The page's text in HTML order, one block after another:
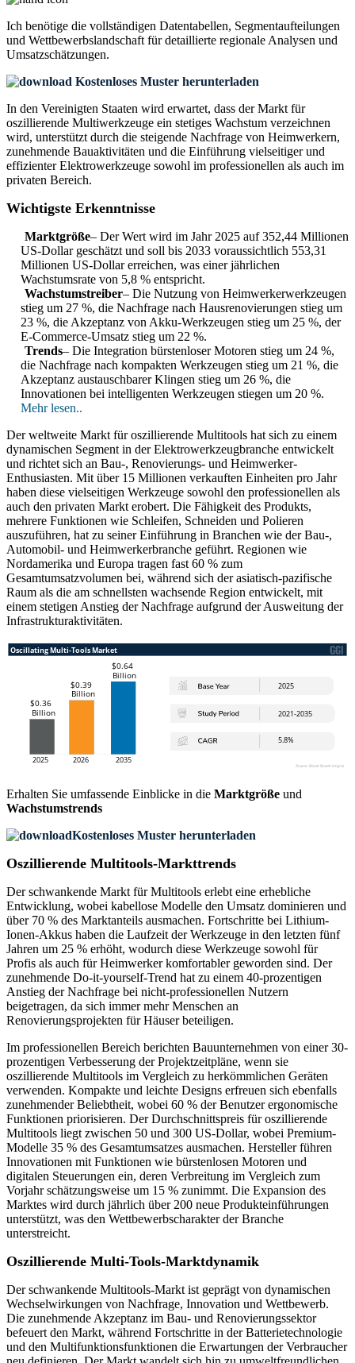
Ich benötige die vollständigen Datentabellen, Segmentaufteilungen
und Wettbewerbslandschaft für detaillierte regionale Analysen und
Umsatzschätzungen.
Kostenloses Muster herunterladen
In den Vereinigten Staaten wird erwartet, dass der Markt für
oszillierende Multiwerkzeuge ein stetiges Wachstum verzeichnen
wird, unterstützt durch die steigende Nachfrage von Heimwerkern,
zunehmende Bauaktivitäten und die Einführung vielseitiger und
effizienter Elektrowerkzeuge sowohl im professionellen als auch im
privaten Bereich.
Wichtigste Erkenntnisse
Marktgröße– Der Wert wird im Jahr 2025 auf 352,44 Millionen
US-Dollar geschätzt und soll bis 2033 voraussichtlich 553,31
Millionen US-Dollar erreichen, was einer jährlichen
Wachstumsrate von 5,8 % entspricht.
Wachstumstreiber– Die Nutzung von Heimwerkerwerkzeugen
stieg um 27 %, die Nachfrage nach Hausrenovierungen stieg um
23 %, die Akzeptanz von Akku-Werkzeugen stieg um 25 %, der
E-Commerce-Umsatz stieg um 22 %.
Trends– Die Integration bürstenloser Motoren stieg um 24 %,
die Nachfrage nach kompakten Werkzeugen stieg um 21 %, die
Akzeptanz austauschbarer Klingen stieg um 26 %, die
Innovationen bei intelligenten Werkzeugen stiegen um 20 %.
Mehr lesen..
Der weltweite Markt für oszillierende Multitools hat sich zu einem
dynamischen Segment in der Elektrowerkzeugbranche entwickelt
und richtet sich an Bau-, Renovierungs- und Heimwerker-
Enthusiasten. Mit über 15 Millionen verkauften Einheiten pro Jahr
haben diese vielseitigen Werkzeuge sowohl den professionellen als
auch den privaten Markt erobert. Die Fähigkeit des Produkts,
mehrere Funktionen wie Schleifen, Schneiden und Polieren
auszuführen, hat zu seiner Einführung in Branchen wie der Bau-,
Automobil- und Heimwerkerbranche geführt. Regionen wie
Nordamerika und Europa tragen fast 60 % zum
Gesamtumsatzvolumen bei, während sich der asiatisch-pazifische
Raum als die am schnellsten wachsende Region entwickelt, mit
einem stetigen Anstieg der Nachfrage aufgrund der Ausweitung der
Infrastrukturaktivitäten.
Erhalten Sie umfassende Einblicke in die Marktgröße und
Wachstumstrends
Kostenloses Muster herunterladen
Oszillierende Multitools-Markttrends
Der schwankende Markt für Multitools erlebt eine erhebliche
Entwicklung, wobei kabellose Modelle den Umsatz dominieren und
über 70 % des Marktanteils ausmachen. Fortschritte bei Lithium-
Ionen-Akkus haben die Laufzeit der Werkzeuge in den letzten fünf
Jahren um 25 % erhöht, wodurch diese Werkzeuge sowohl für
Profis als auch für Heimwerker komfortabler geworden sind. Der
zunehmende Do-it-yourself-Trend hat zu einem 40-prozentigen
Anstieg der Nachfrage bei nicht-professionellen Nutzern
beigetragen, da sich immer mehr Menschen an
Renovierungsprojekten für Häuser beteiligen.
Im professionellen Bereich berichten Bauunternehmen von einer 30-
prozentigen Verbesserung der Projektzeitpläne, wenn sie
oszillierende Multitools im Vergleich zu herkömmlichen Geräten
verwenden. Kompakte und leichte Designs erfreuen sich ebenfalls
zunehmender Beliebtheit, wobei 60 % der Benutzer ergonomische
Funktionen priorisieren. Der Durchschnittspreis für oszillierende
Multitools liegt zwischen 50 und 300 US-Dollar, wobei Premium-
Modelle 35 % des Gesamtumsatzes ausmachen. Hersteller führen
Innovationen mit Funktionen wie bürstenlosen Motoren und
digitalen Steuerungen ein, deren Verbreitung im Vergleich zum
Vorjahr schätzungsweise um 15 % zunimmt. Die Expansion des
Marktes wird durch jährlich über 200 neue Produkteinführungen
unterstützt, was den Wettbewerbscharakter der Branche
unterstreicht.
Oszillierende Multi-Tools-Marktdynamik
Der schwankende Multitools-Markt ist geprägt von dynamischen
Wechselwirkungen von Nachfrage, Innovation und Wettbewerb.
Die zunehmende Akzeptanz im Bau- und Renovierungssektor
befeuert den Markt, während Fortschritte in der Batterietechnologie
und den Multifunktionsfunktionen die Erwartungen der Verbraucher